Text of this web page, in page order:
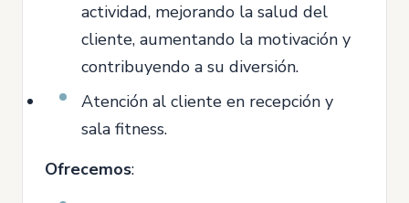
actividad, mejorando la salud del
cliente, aumentando la motivación y
contribuyendo a su diversión.
Atención al cliente en recepción y
sala fitness.
Ofrecemos: